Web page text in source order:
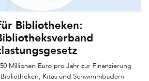
Bibliotheken:
Millionen Euro pro Jahr zur Finanzierung
Kitas und Schwimmbädern